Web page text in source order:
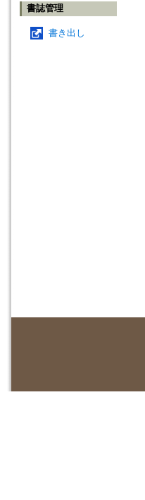
書誌管理
書き出し